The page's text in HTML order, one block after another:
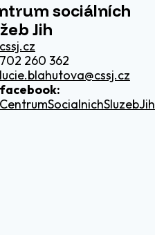
sociálních
Jih
cssj.cz
702 260 362
lucie.blahutova@cssj.cz
facebook:
CentrumSocialnichSluzebJih